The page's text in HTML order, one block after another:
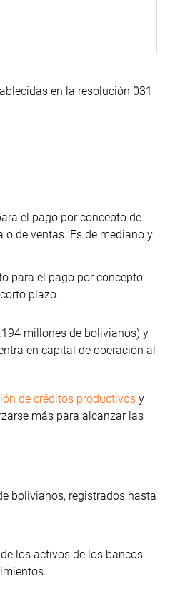
en la resolución 031
el pago por concepto de
de ventas. Es de mediano y
para el pago por concepto
plazo.
millones de bolivianos) y
en capital de operación al
de créditos productivos y
más para alcanzar las
bolivianos, registrados hasta
los activos de los bancos